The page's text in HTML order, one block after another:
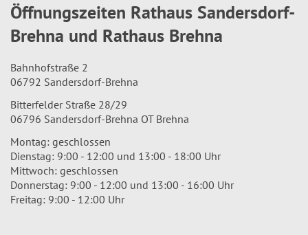
Öffnungszeiten Rathaus Sandersdorf-
Brehna und Rathaus Brehna
Bahnhofstraße 2
06792 Sandersdorf-Brehna
Bitterfelder Straße 28/29
06796 Sandersdorf-Brehna OT Brehna
Montag: geschlossen
Dienstag: 9:00 - 12:00 und 13:00 - 18:00 Uhr
Mittwoch: geschlossen
Donnerstag: 9:00 - 12:00 und 13:00 - 16:00 Uhr
Freitag: 9:00 - 12:00 Uhr